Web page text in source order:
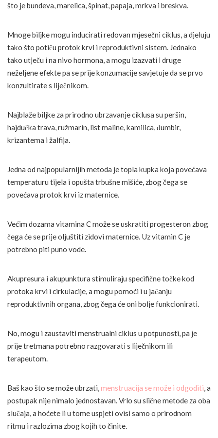
što je bundeva, marelica, špinat, papaja, mrkva i breskva.
Mnoge biljke mogu inducirati redovan mjesečni ciklus, a djeluju
tako što potiču protok krvi i reproduktivni sistem. Jednako
tako utječu i na nivo hormona, a mogu izazvati i druge
neželjene efekte pa se prije konzumacije savjetuje da se prvo
konzultirate s liječnikom.
Najblaže biljke za prirodno ubrzavanje ciklusa su peršin,
hajdučka trava, ružmarin, list maline, kamilica, đumbir,
krizantema i žalfija.
Jedna od najpopularnijih metoda je topla kupka koja povećava
temperaturu tijela i opušta trbušne mišiće, zbog čega se
povećava protok krvi iz maternice.
Većim dozama vitamina C može se uskratiti progesteron zbog
čega će se prije oljuštiti zidovi maternice. Uz vitamin C je
potrebno piti puno vode.
Akupresura i akupunktura stimuliraju specifične točke kod
protoka krvi i cirkulacije, a mogu pomoći i u jačanju
reproduktivnih organa, zbog čega će oni bolje funkcionirati.
No, mogu i zaustaviti menstrualni ciklus u potpunosti, pa je
prije tretmana potrebno razgovarati s liječnikom ili
terapeutom.
Baš kao što se može ubrzati,menstruacija se može i odgoditi, a
postupak nije nimalo jednostavan. Vrlo su slične metode za oba
slučaja, a hoćete li u tome uspjeti ovisi samo o prirodnom
ritmu i razlozima zbog kojih to činite.